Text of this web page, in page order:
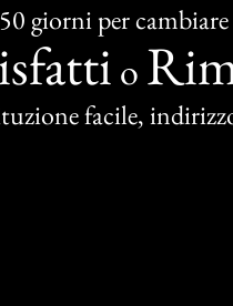
50 giorni per cambiare
o
facile,